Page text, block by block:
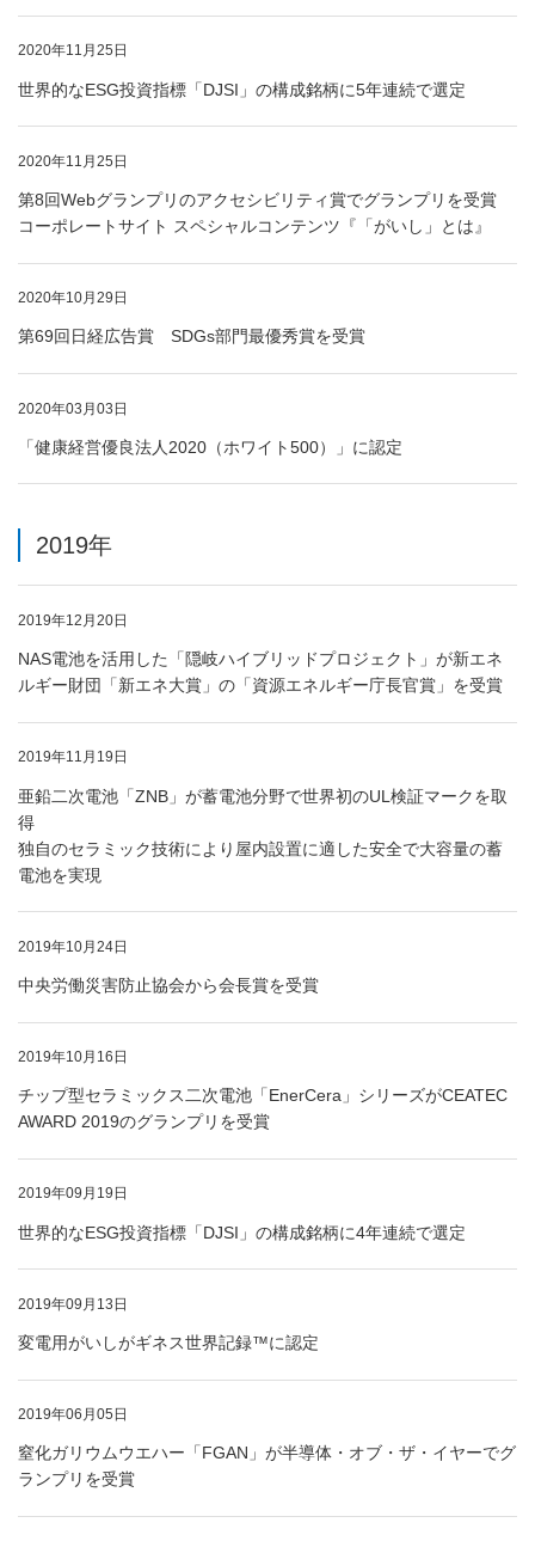
2020年11月25日
世界的なESG投資指標「DJSI」の構成銘柄に5年連続で選定
2020年11月25日
第8回Webグランプリのアクセシビリティ賞でグランプリを受賞
コーポレートサイト スペシャルコンテンツ『「がいし」とは』
2020年10月29日
第69回日経広告賞 SDGs部門最優秀賞を受賞
2020年03月03日
「健康経営優良法人2020（ホワイト500）」に認定
2019年
2019年12月20日
NAS電池を活用した「隠岐ハイブリッドプロジェクト」が新エネ
ルギー財団「新エネ大賞」の「資源エネルギー庁長官賞」を受賞
2019年11月19日
亜鉛二次電池「ZNB」が蓄電池分野で世界初のUL検証マークを取
得
独自のセラミック技術により屋内設置に適した安全で大容量の蓄
電池を実現
2019年10月24日
中央労働災害防止協会から会長賞を受賞
2019年10月16日
チップ型セラミックス二次電池「EnerCera」シリーズがCEATEC
AWARD 2019のグランプリを受賞
2019年09月19日
世界的なESG投資指標「DJSI」の構成銘柄に4年連続で選定
2019年09月13日
変電用がいしがギネス世界記録™に認定
2019年06月05日
窒化ガリウムウエハー「FGAN」が半導体・オブ・ザ・イヤーでグ
ランプリを受賞